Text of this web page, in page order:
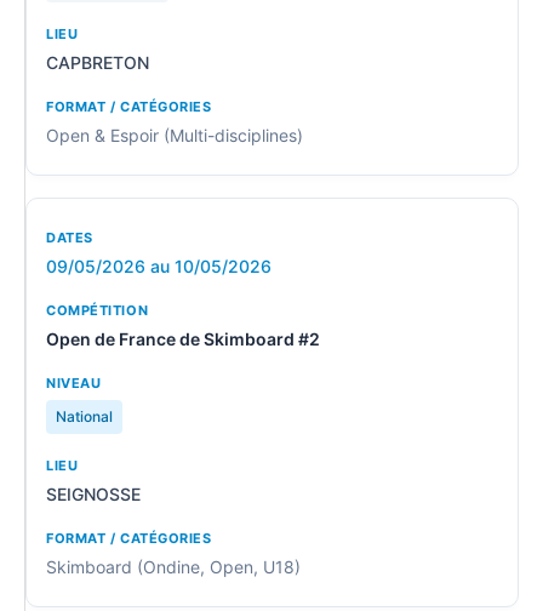
CAPBRETON
Open & Espoir (Multi-disciplines)
09/05/2026 au 10/05/2026
Open de France de Skimboard #2
National
SEIGNOSSE
Skimboard (Ondine, Open, U18)